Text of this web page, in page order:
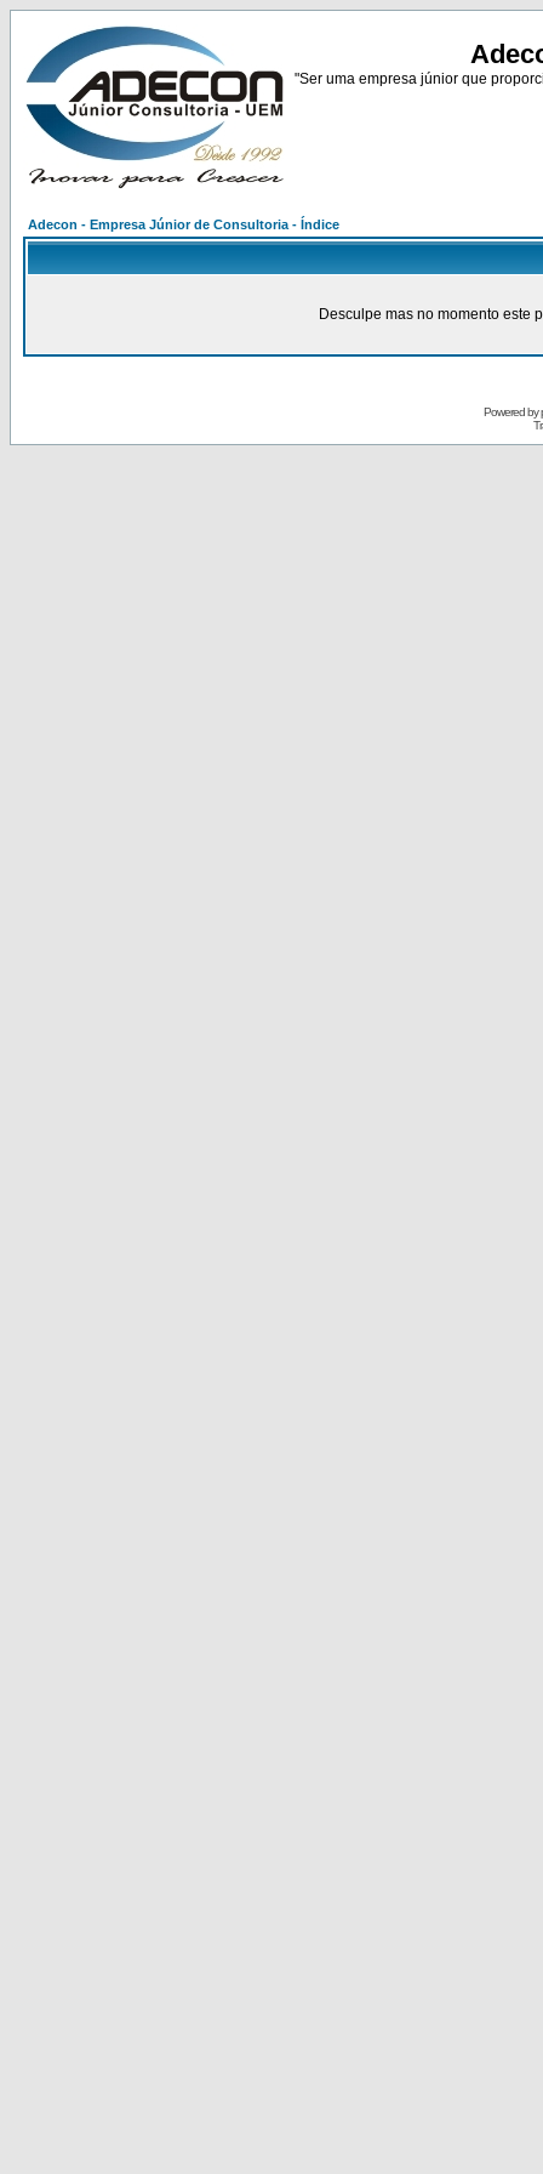
"Ser uma empresa júnior que
Adecon - Empresa Júnior de Consultoria - Índice
Desculpe mas no momento este
Powered by